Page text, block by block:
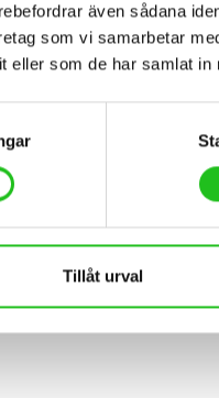
även sådana
som vi samarbetar
eller som de har samlat
Tillåt urval